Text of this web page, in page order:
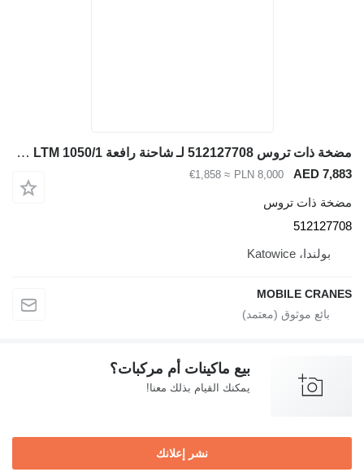
مضخة ذات تروس 512127708 لـ شاحنة رافعة Liebherr LTM 1050/1
AED 7,883
PLN 8,000
≈ €1,858
مضخة ذات تروس
512127708
بولندا، Katowice
MOBILE CRANES
بيع ماكينات أم مركبات؟
يمكنك القيام بذلك معنا!
نشر إعلانك